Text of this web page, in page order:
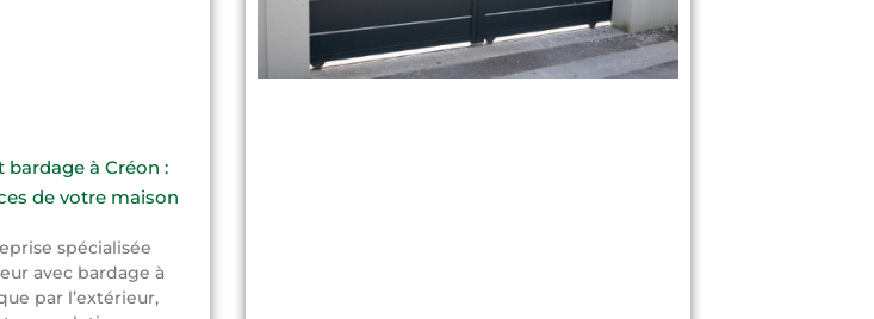
bardage à Créon :
de votre maison
spécialisée
avec bardage à
par l’extérieur,